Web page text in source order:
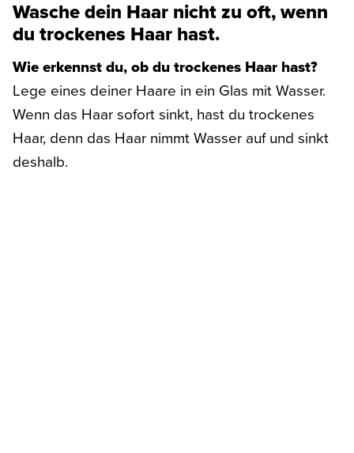
Wasche dein Haar nicht zu oft, wenn
du trockenes Haar hast.
Wie erkennst du, ob du trockenes Haar hast?
Lege eines deiner Haare in ein Glas mit Wasser.
Wenn das Haar sofort sinkt, hast du trockenes
Haar, denn das Haar nimmt Wasser auf und sinkt
deshalb.